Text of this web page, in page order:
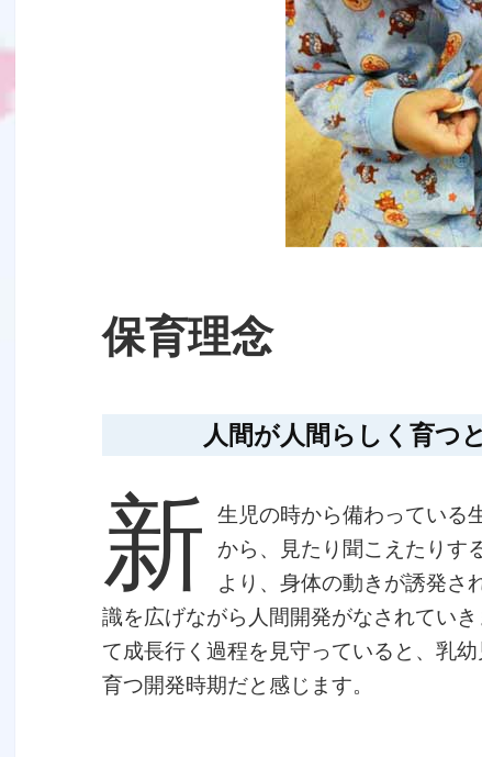
保育理念
人間が人間らしく育つ
新 生児の時から備わっている
から、見たり聞こえたりす
より、身体の動きが誘発さ
識を広げながら人間開発がなされてい
て成長行く過程を見守っていると、乳
育つ開発時期だと感じます。